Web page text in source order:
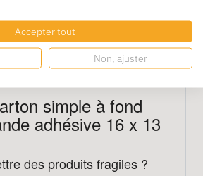
expéditions e-commerce et
simple à fond
adhésive 16 x 13
des produits fragiles ?
Accepter tout
Non, ajuster